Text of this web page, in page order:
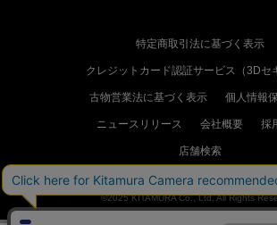
特定商取引法に基づく表示
クレジットカード認証サービス（3Dセ
古物営業法に基づく表示 個人情報
ニュースリリース 会社概要 採
店舗検索
©2025 KITAMURA Co., Ltd. All Rights